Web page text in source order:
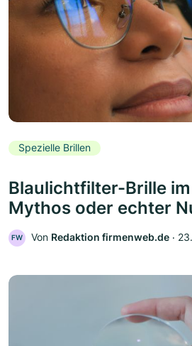
Spezielle Brillen
Blaulichtfilter-Brille
Mythos oder echter
FW Von Redaktion firmenweb.de ‧